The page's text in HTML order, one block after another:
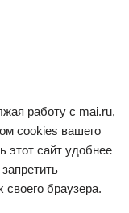
работу с mai.ru,
cookies вашего
этот сайт удобнее
браузера.